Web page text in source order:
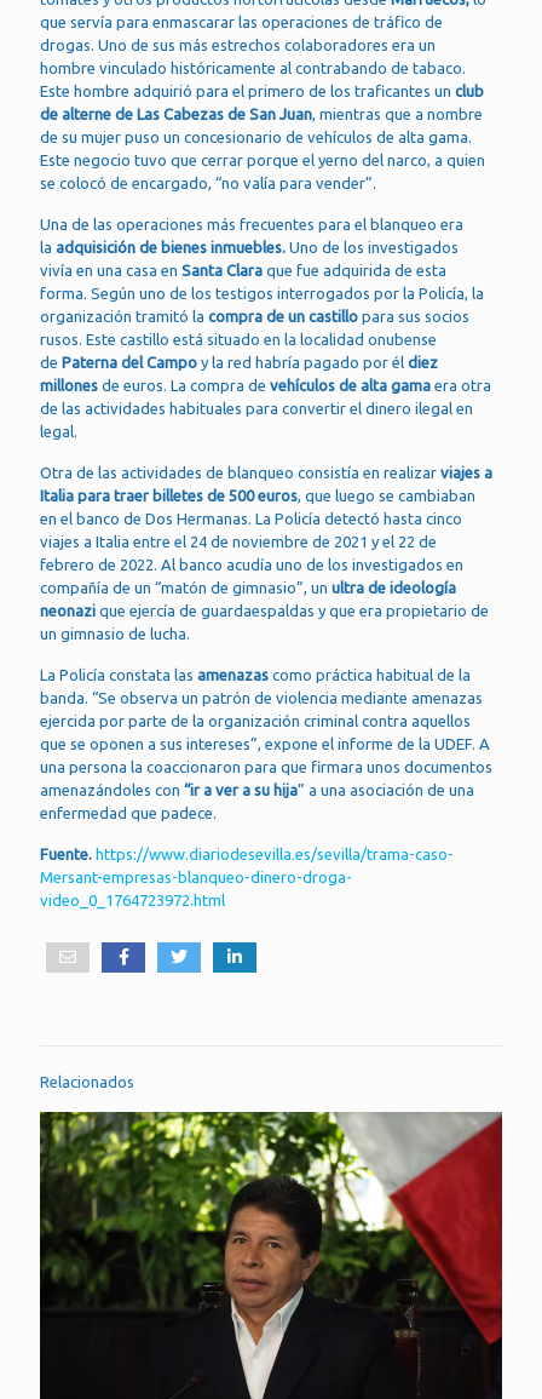
que servía para enmascarar las operaciones de tráfico de
drogas. Uno de sus más estrechos colaboradores era un
hombre vinculado históricamente al contrabando de tabaco.
Este hombre adquirió para el primero de los traficantes un club
de alterne de Las Cabezas de San Juan, mientras que a nombre
de su mujer puso un concesionario de vehículos de alta gama.
Este negocio tuvo que cerrar porque el yerno del narco, a quien
se colocó de encargado, “no valía para vender”.
Una de las operaciones más frecuentes para el blanqueo era
la adquisición de bienes inmuebles. Uno de los investigados
vivía en una casa en Santa Clara que fue adquirida de esta
forma. Según uno de los testigos interrogados por la Policía, la
organización tramitó la compra de un castillo para sus socios
rusos. Este castillo está situado en la localidad onubense
de Paterna del Campo y la red habría pagado por él diez
millones de euros. La compra de vehículos de alta gama era otra
de las actividades habituales para convertir el dinero ilegal en
legal.
Otra de las actividades de blanqueo consistía en realizar viajes a
Italia para traer billetes de 500 euros, que luego se cambiaban
en el banco de Dos Hermanas. La Policía detectó hasta cinco
viajes a Italia entre el 24 de noviembre de 2021 y el 22 de
febrero de 2022. Al banco acudía uno de los investigados en
compañía de un “matón de gimnasio”, un ultra de ideología
neonazi que ejercía de guardaespaldas y que era propietario de
un gimnasio de lucha.
La Policía constata las amenazas como práctica habitual de la
banda. “Se observa un patrón de violencia mediante amenazas
ejercida por parte de la organización criminal contra aquellos
que se oponen a sus intereses”, expone el informe de la UDEF. A
una persona la coaccionaron para que firmara unos documentos
amenazándoles con “ir a ver a su hija” a una asociación de una
enfermedad que padece.
Fuente. https://www.diariodesevilla.es/sevilla/trama-caso-
Mersant-empresas-blanqueo-dinero-droga-
video_0_1764723972.html
Relacionados